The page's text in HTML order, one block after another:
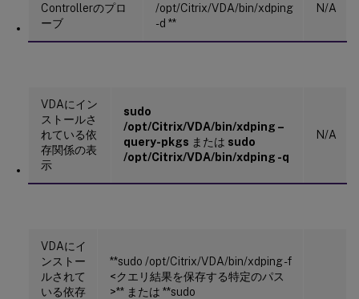
Controllerのプロ
ーブ
/opt/Citrix/VDA/bin/xdping
-d **
N/A
VDAにイン
ストールさ
れている依
存関係の表
示
sudo
/opt/Citrix/VDA/bin/xdping –
query-pkgs または sudo
/opt/Citrix/VDA/bin/xdping -q
N/A
VDAにイ
ンストー
ルされて
いる依存
**sudo /opt/Citrix/VDA/bin/xdping -f
<クエリ結果を保存する特定のパス
>** または **sudo